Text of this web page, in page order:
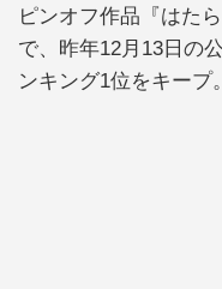
ピンオフ作品『はた
で、昨年12月13日の
ンキング1位をキープ。